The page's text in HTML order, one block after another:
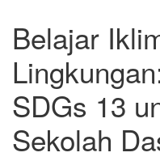
Belajar
SDGs 13
Sekolah